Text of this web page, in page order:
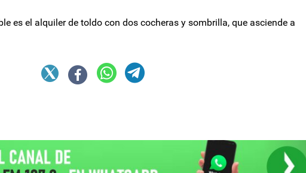
es el alquiler de toldo con dos cocheras y sombrilla, que asciende a